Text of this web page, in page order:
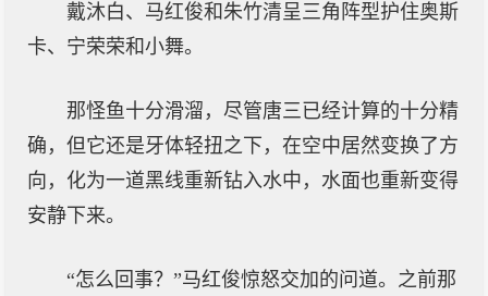
戴沐白、马红俊和朱竹清呈三角阵型护住奥斯
卡、宁荣荣和小舞。
那怪鱼十分滑溜，尽管唐三已经计算的十分精
确，但它还是牙体轻扭之下，在空中居然变换了方
向，化为一道黑线重新钻入水中，水面也重新变得
安静下来。
“怎么回事？”马红俊惊怒交加的问道。之前那